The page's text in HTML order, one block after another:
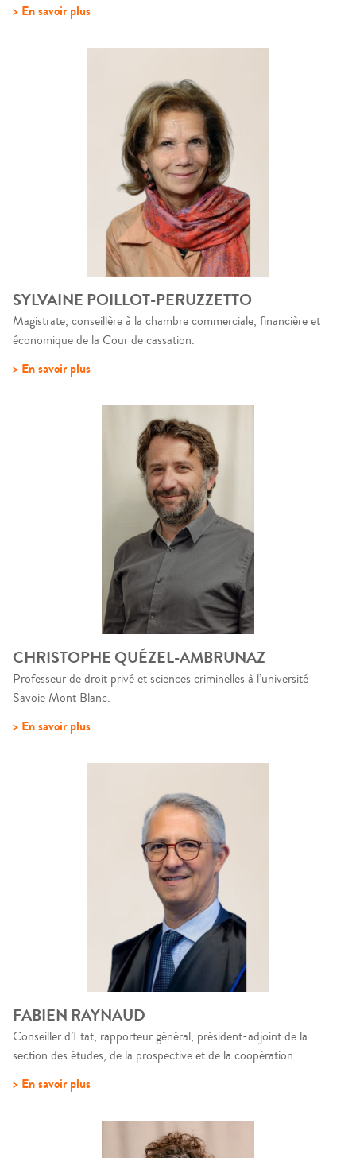
> En savoir plus
SYLVAINE POILLOT-PERUZZETTO
Magistrate, conseillère à la chambre commerciale, financière et
économique de la Cour de cassation.
> En savoir plus
CHRISTOPHE QUÉZEL-AMBRUNAZ
Professeur de droit privé et sciences criminelles à l’université
Savoie Mont Blanc.
> En savoir plus
FABIEN RAYNAUD
Conseiller d’Etat, rapporteur général, président-adjoint de la
section des études, de la prospective et de la coopération.
> En savoir plus